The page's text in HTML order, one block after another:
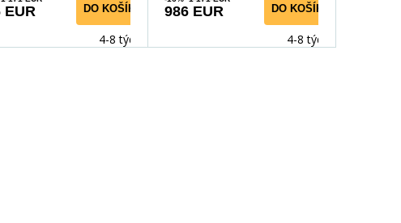
EUR DO KOŠÍKA
4-8 týdnů
986 EUR DO KOŠÍKA
4-8 týdnů